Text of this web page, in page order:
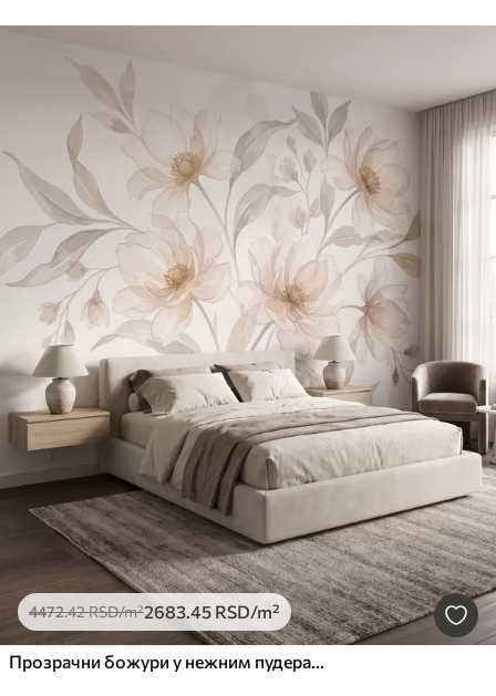
4472.42RSD/m²2683.45 RSD/m²
Прозрачни божури у нежним пудерасто-беж тоновима